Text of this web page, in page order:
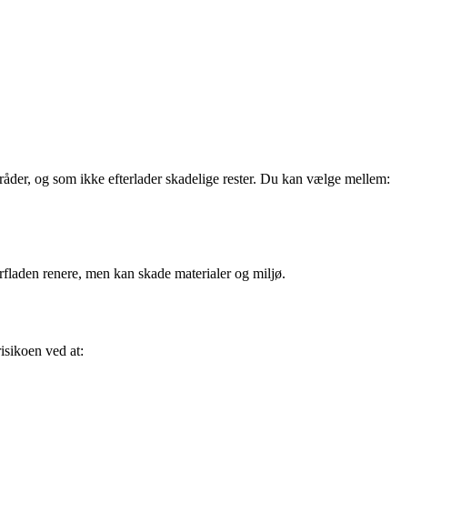
og som ikke efterlader skadelige rester. Du kan vælge mellem:
renere, men kan skade materialer og miljø.
ved at: